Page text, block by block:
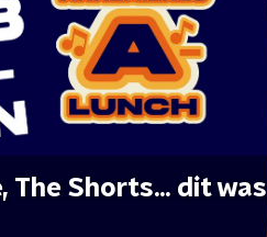
The Shorts... dit was